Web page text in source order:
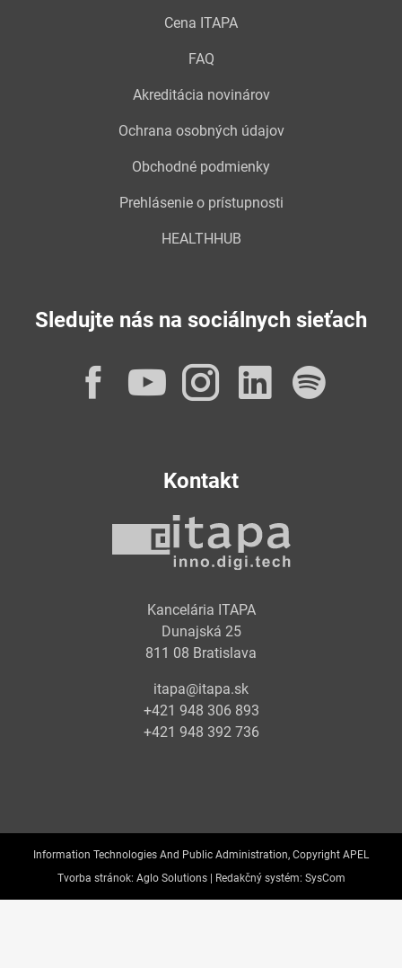
Cena ITAPA
FAQ
Akreditácia novinárov
Ochrana osobných údajov
Obchodné podmienky
Prehlásenie o prístupnosti
HEALTHHUB
Sledujte nás na sociálnych sieťach
Facebook
YouTube
Instagram
Kontakt
Kancelária ITAPA
Dunajská 25
811 08 Bratislava
itapa@itapa.sk
+421 948 306 893
+421 948 392 736
Information Technologies And Public Administration, Copyright APEL
Tvorba stránok: Aglo Solutions | Redakčný systém: SysCom